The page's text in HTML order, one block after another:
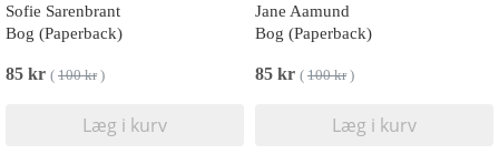
Sofie Sarenbrant
Bog (Paperback)
85 kr ( 100 kr)
Læg i kurv
Jane Aamund
Bog (Paperback)
85 kr ( 100 kr)
Læg i kurv